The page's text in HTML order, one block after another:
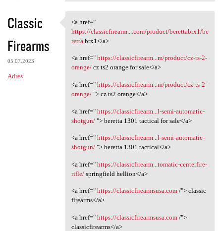
Classic
Firearms
05.07.2023
Adres
<a href=" https:/
<a href="
https://classicfirearm....com/product/berettabrx1/be
retta brx1</a>
<a href=" https://classicfirearm...m/product/cz-ts-2-
orange/cz ts2 orange for sale</a>
<a href=" https://classicfirearm...m/product/cz-ts-2-
orange/"> cz ts2 orange</a>
<a href=" https://classicfirearm...l-semi-automatic-
shotgun/"> beretta 1301 tactical for sale</a>
<a href=" https://classicfirearm...l-semi-automatic-
shotgun/"> beretta 1301 tactical</a>
<a href=" https://classicfirearm...tomatic-centerfire-
rifle/springfield hellion</a>
<a href=" https://classicfirearmsusa.com/"> classic
firearms</a>
<a href=" https://classicfirearmsusa.com/">
classicfirearms</a>